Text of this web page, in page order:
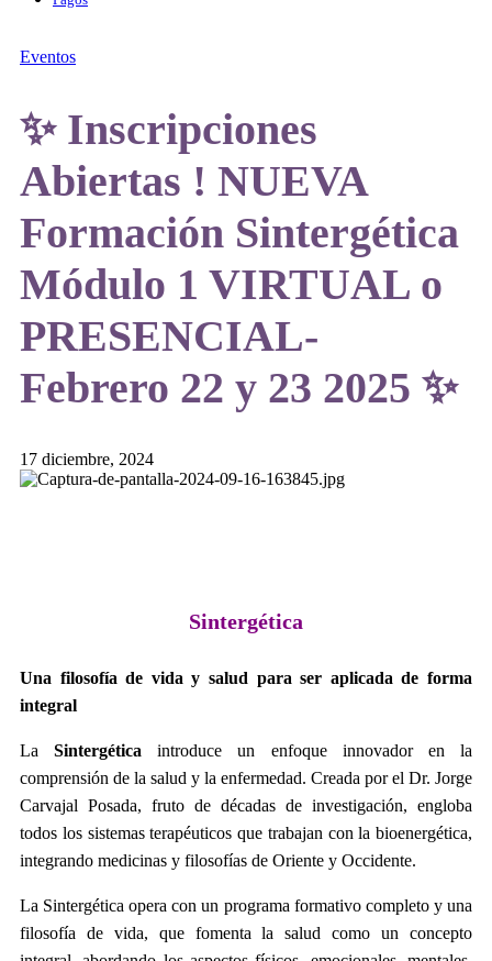
Eventos
✨ Inscripciones
Abiertas ! NUEVA
Formación Sintergética
Módulo 1 VIRTUAL o
PRESENCIAL-
Febrero 22 y 23 2025 ✨
17 diciembre, 2024
Sintergética
Una filosofía de vida y salud para ser aplicada de forma
integral
La Sintergéticaintroduce un enfoque innovador en la
comprensión de la salud y la enfermedad. Creada por el Dr. Jorge
Carvajal Posada, fruto de décadas de investigación, engloba
todos los sistemas terapéuticos que trabajan con la bioenergética,
integrando medicinas y filosofías de Oriente y Occidente.
La Sintergética opera con un programa formativo completo y una
filosofía de vida, que fomenta la salud como un concepto